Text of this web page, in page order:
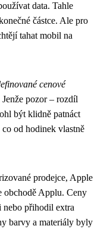
data. Tahle
částce. Ale pro
tahat mobil na
cenové
pozor – rozdíl
být klidně patnáct
od hodinek vlastně
prodejce, Apple
obchodě Applu. Ceny
nebo přihodil extra
barvy a materiály byly